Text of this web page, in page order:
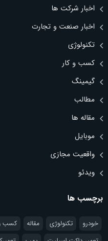
اخبار شرکت ها
اخبار صنعت و تجارت
تکنولوژی
کسب و کار
گیمینگ
مطالب
مقاله ها
موبایل
واقعیت مجازی
ویدئو
برچسب ها
خودرو تکنولوژی مقاله کسب